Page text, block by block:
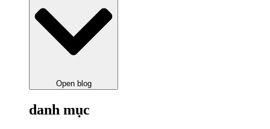
Open blog
danh mục